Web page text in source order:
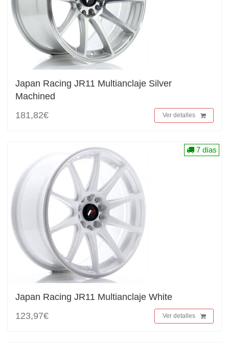
Japan Racing JR11 Multianclaje Silver
Machined
181,82€
Ver detalles
Japan Racing JR11 Multianclaje White
123,97€
Ver detalles
7 días